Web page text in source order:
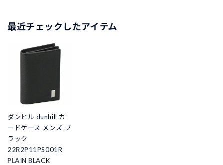
最近チェックしたアイテム
ダンヒル dunhill カ
ードケース メンズ ブ
ラック
22R2P11PS001R
PLAIN BLACK